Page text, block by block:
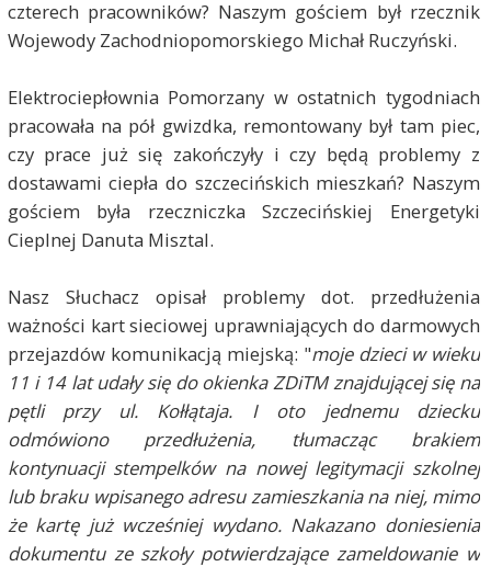
czterech pracowników? Naszym gościem był rzecznik
Wojewody Zachodniopomorskiego Michał Ruczyński.
Elektrociepłownia Pomorzany w ostatnich tygodniach
pracowała na pół gwizdka, remontowany był tam piec,
czy prace już się zakończyły i czy będą problemy z
dostawami ciepła do szczecińskich mieszkań? Naszym
gościem była rzeczniczka Szczecińskiej Energetyki
Cieplnej Danuta Misztal.
Nasz Słuchacz opisał problemy dot. przedłużenia
ważności kart sieciowej uprawniających do darmowych
przejazdów komunikacją miejską: "moje dzieci w wieku
11 i 14 lat udały się do okienka ZDiTM znajdującej się na
pętli przy ul. Kołłątaja. I oto jednemu dziecku
odmówiono przedłużenia, tłumacząc brakiem
kontynuacji stempelków na nowej legitymacji szkolnej
lub braku wpisanego adresu zamieszkania na niej, mimo
że kartę już wcześniej wydano. Nakazano doniesienia
dokumentu ze szkoły potwierdzające zameldowanie w